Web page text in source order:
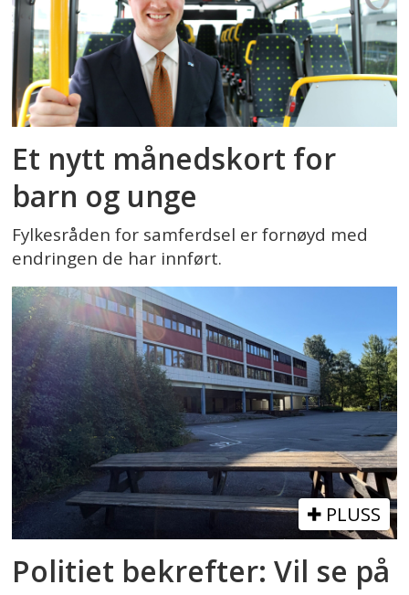
Et nytt månedskort for
barn og unge
Fylkesråden for samferdsel er fornøyd med
endringen de har innført.
PLUSS
Politiet bekrefter: Vil se på